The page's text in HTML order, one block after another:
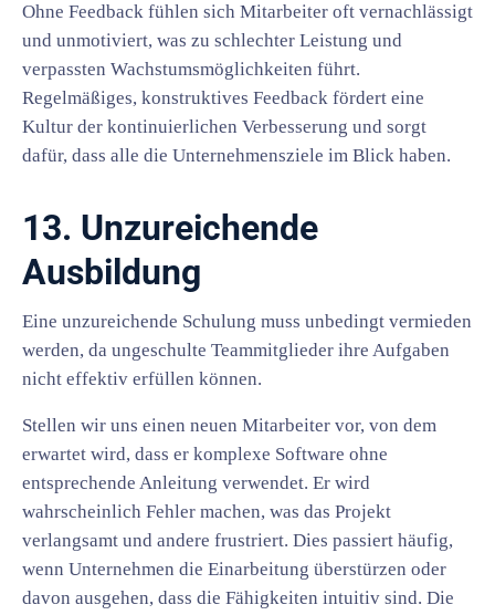
Ohne Feedback fühlen sich Mitarbeiter oft vernachlässigt
und unmotiviert, was zu schlechter Leistung und
verpassten Wachstumsmöglichkeiten führt.
Regelmäßiges, konstruktives Feedback fördert eine
Kultur der kontinuierlichen Verbesserung und sorgt
dafür, dass alle die Unternehmensziele im Blick haben.
13. Unzureichende
Ausbildung
Eine unzureichende Schulung muss unbedingt vermieden
werden, da ungeschulte Teammitglieder ihre Aufgaben
nicht effektiv erfüllen können.
Stellen wir uns einen neuen Mitarbeiter vor, von dem
erwartet wird, dass er komplexe Software ohne
entsprechende Anleitung verwendet. Er wird
wahrscheinlich Fehler machen, was das Projekt
verlangsamt und andere frustriert. Dies passiert häufig,
wenn Unternehmen die Einarbeitung überstürzen oder
davon ausgehen, dass die Fähigkeiten intuitiv sind. Die